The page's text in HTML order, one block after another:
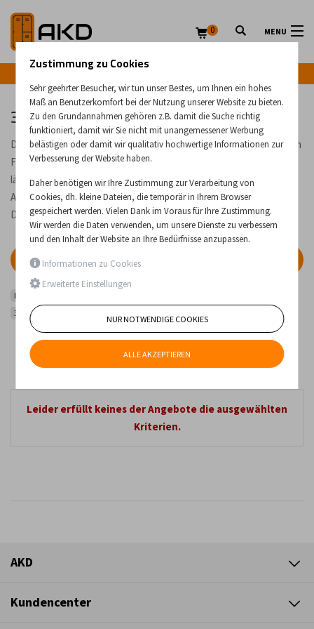
MENU
0
3-teilige Aluminium-Mehrzweckleitern
Die Mehrzweck-Aluminiumleitern können auf unebenen - erhöhten
Flächen oder sogar auf Treppen verwendet werden. Die Leiter
lässt sich auf verschiedene Weise aufstellen: als Ausziehleiter, in
A-Form und in A-Form mit ausgezogenem letzten Teil der Leiter.
Die Produkte eignen sich auch für den professionellen Gebrauch.
FILTER
Leitern
3-teilige Aluminium-Mehrzweckleitern
Geringster Preis
Älteste Produkte
Leider erfüllt keines der Angebote die ausgewählten
Kriterien.
AKD
Kundencenter
Zustimmung zu Cookies
Sehr geehrter Besucher, wir tun unser Bestes, um Ihnen ein hohes
Maß an Benutzerkomfort bei der Nutzung unserer Website zu bieten.
Zu den Grundannahmen gehören z.B. damit die Suche richtig
funktioniert, damit wir Sie nicht mit unangemessener Werbung
belästigen oder damit wir qualitativ hochwertige Informationen zur
Verbesserung der Website haben.
Daher benötigen wir Ihre Zustimmung zur Verarbeitung von
Cookies, dh. kleine Dateien, die temporär in Ihrem Browser
gespeichert werden. Vielen Dank im Voraus für Ihre Zustimmung.
Wir werden die Daten verwenden, um unsere Dienste zu verbessern
und den Inhalt der Website an Ihre Bedürfnisse anzupassen.
Informationen zu Cookies
Erweiterte Einstellungen
NUR NOTWENDIGE COOKIES
ALLE AKZEPTIEREN